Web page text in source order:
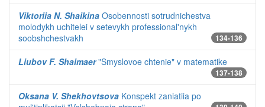
Viktoriia N. Shaikina Osobennosti sotrudnichestva
molodykh uchitelei v setevykh professional'nykh
soobshchestvakh
134-136
Liubov F. Shaimaer"Smyslovoe chtenie" v matematike
137-138
Oksana V. Shekhovtsova Konspekt zaniatiia po